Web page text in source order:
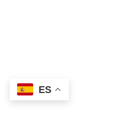
ES